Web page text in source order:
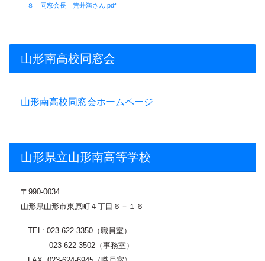
８ 同窓会長 荒井満さん.pdf
山形南高校同窓会
山形南高校同窓会ホームページ
山形県立山形南高等学校
〒 990-0034
山形県山形市東原町４丁目６－１６
TEL: 023-622-3350（職員室）
023-622-3502（事務室）